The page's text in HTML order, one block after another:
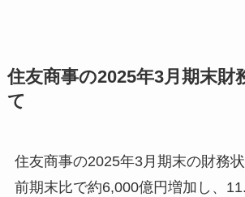
住友商事の2025年3月期末財
て
住友商事の2025年3月期末の財務
前期末比で約6,000億円増加し、